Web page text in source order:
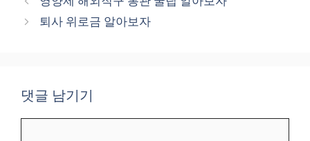
리
퇴사 위로금 알아보자
댓글 남기기